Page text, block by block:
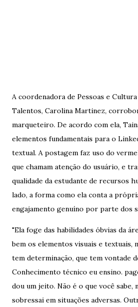
A coordenadora de Pessoas e
Talentos, Carolina Martinez,
marqueteiro. De acordo com ela,
elementos fundamentais para o
textual. A postagem faz uso do
que chamam atenção do usuário, e
qualidade da estudante de recursos
lado, a forma como ela conta a
engajamento genuíno por parte dos
"Ela foge das habilidades óbvias da
bem os elementos visuais e textuais,
tem determinação, que tem vontade
Conhecimento técnico eu ensino.
dou um jeito. Não é o que você sabe,
sobressai em situações adversas.